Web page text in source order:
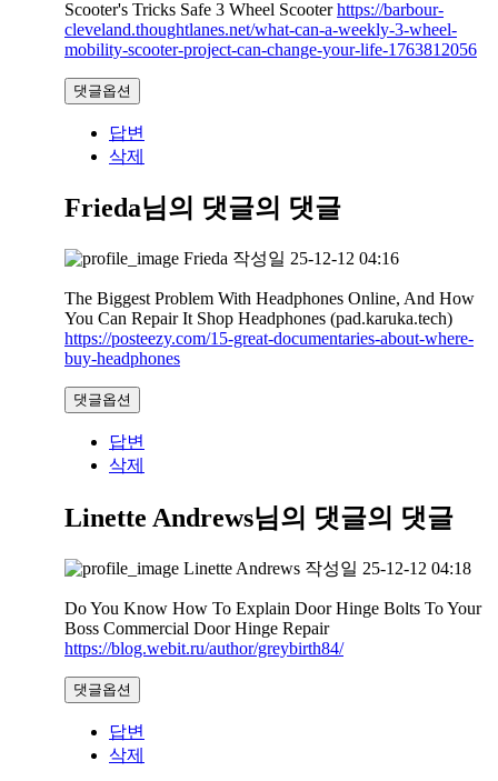
Scooter's Tricks Safe 3 Wheel Scooterhttps://barbour-
cleveland.thoughtlanes.net/what-can-a-weekly-3-wheel-
mobility-scooter-project-can-change-your-life-1763812056
댓글옵션
답변
삭제
Frieda님의 댓글의 댓글
Frieda 작성일 25-12-12 04:16
The Biggest Problem With Headphones Online, And How
You Can Repair It Shop Headphones (pad.karuka.tech)
https://posteezy.com/15-great-documentaries-about-where-
buy-headphones
댓글옵션
답변
삭제
Linette Andrews님의 댓글의 댓글
Linette Andrews 작성일 25-12-12 04:18
Do You Know How To Explain Door Hinge Bolts To Your
Boss Commercial Door Hinge Repair
https://blog.webit.ru/author/greybirth84/
댓글옵션
답변
삭제